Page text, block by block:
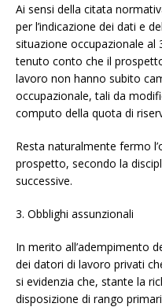
Ai sensi della citata
per l’indicazione dei dati e
situazione occupazionale al
tenuto conto che il
lavoro non hanno subito
occupazionale, tali da
computo della quota di
Resta naturalmente fermo
prospetto, secondo la
successive.
3. Obblighi assunzionali
In merito all’adempimento
dei datori di lavoro privati
si evidenzia che, stante la
disposizione di rango